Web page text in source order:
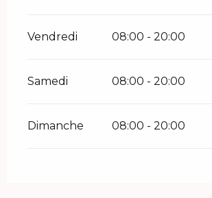
Vendredi 08:00 - 20:00
Samedi 08:00 - 20:00
Dimanche 08:00 - 20:00